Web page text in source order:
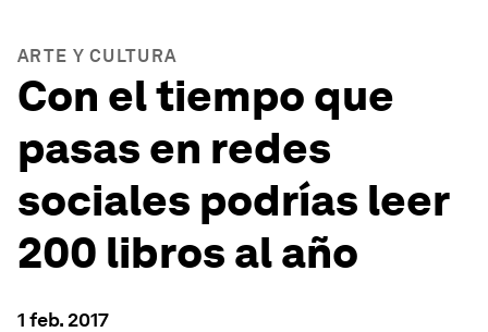
ARTE Y CULTURA
Con el tiempo que
pasas en redes
sociales podrías leer
200 libros al año
1 feb. 2017